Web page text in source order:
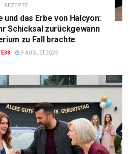
REZEPTE
das Erbe von Halcyon:
Schicksal zurückgewann
zu Fall brachte
9 AUGUST 2026